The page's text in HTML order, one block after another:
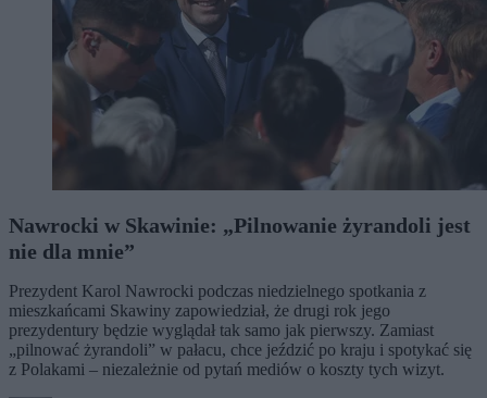
Nawrocki w Skawinie: „Pilnowanie żyrandoli jest
nie dla mnie”
Prezydent Karol Nawrocki podczas niedzielnego spotkania z
mieszkańcami Skawiny zapowiedział, że drugi rok jego
prezydentury będzie wyglądał tak samo jak pierwszy. Zamiast
„pilnować żyrandoli” w pałacu, chce jeździć po kraju i spotykać się
z Polakami – niezależnie od pytań mediów o koszty tych wizyt.